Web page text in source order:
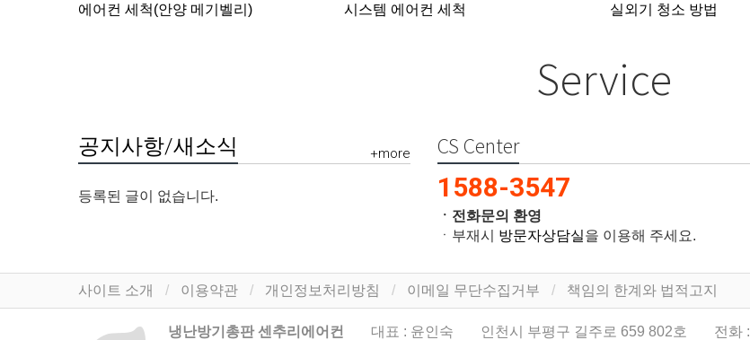
에어컨 세척(안양 메기벨리) 시스템 에어컨 세척 실외기 청소 방법
Service
+more
공지사항/새소식
등록된 글이 없습니다.
CS Center
1588-3547
ㆍ전화문의 환영
ㆍ부재시 방문자상담실을 이용해 주세요.
사이트 소개 이용약관 개인정보처리방침 이메일 무단수집거부 책임의 한계와 법적고지
냉난방기총판 센추리에어컨 대표 : 윤인숙 인천시 부평구 길주로 659 802호 전화 :